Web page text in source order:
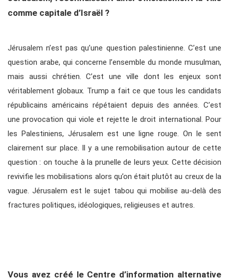
comme capitale d’Israël ?
Jérusalem n’est pas qu’une question palestinienne. C’est une
question arabe, qui concerne l’ensemble du monde musulman,
mais aussi chrétien. C’est une ville dont les enjeux sont
véritablement globaux. Trump a fait ce que tous les candidats
républicains américains répétaient depuis des années. C’est
une provocation qui viole et rejette le droit international. Pour
les Palestiniens, Jérusalem est une ligne rouge. On le sent
clairement sur place. Il y a une remobilisation autour de cette
question : on touche à la prunelle de leurs yeux. Cette décision
revivifie les mobilisations alors qu’on était plutôt au creux de la
vague. Jérusalem est le sujet tabou qui mobilise au-delà des
fractures politiques, idéologiques, religieuses et autres.
Vous avez créé le Centre d’information alternative